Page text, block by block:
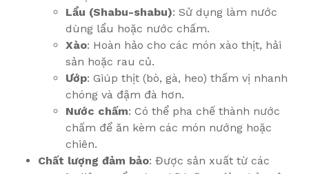
Lẩu (Shabu-shabu): Sử dụng làm nước
dùng lẩu hoặc nước chấm.
Xào: Hoàn hảo cho các món xào thịt, hải
sản hoặc rau củ.
Ướp: Giúp thịt (bò, gà, heo) thấm vị nhanh
chóng và đậm đà hơn.
Nước chấm: Có thể pha chế thành nước
chấm để ăn kèm các món nướng hoặc
chiên.
Chất lượng đảm bảo: Được sản xuất từ các